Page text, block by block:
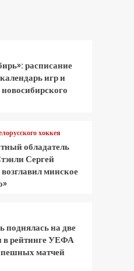
расписание
игр и
хоккея
обладатель
Сергей
минское
поднялась на две
в рейтинге УЕФА
матчей